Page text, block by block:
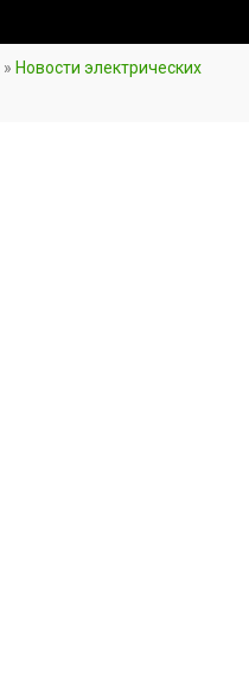
» Новости электрических